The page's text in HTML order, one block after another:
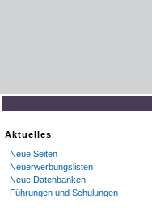
Aktuelles
Neue Seiten
Neuerwerbungslisten
Neue Datenbanken
Führungen und Schulungen